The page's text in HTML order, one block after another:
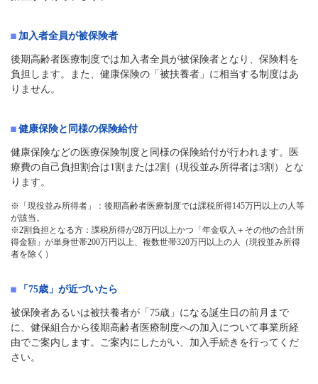
加入者全員が被保険者
後期高齢者医療制度では加入者全員が被保険者となり、保険料を
負担します。また、健康保険の「被扶養者」に相当する制度はあ
りません。
健康保険と同様の保険給付
健康保険などの医療保険制度と同様の保険給付が行われます。医
療費の自己負担割合は1割または2割（現役並み所得者は3割）とな
ります。
※「現役並み所得者」：後期高齢者医療制度では課税所得145万円以上の人等
が該当。
※2割負担となる方：課税所得が28万円以上かつ「年金収入＋その他の合計所
得金額」が単身世帯200万円以上、複数世帯320万円以上の人（現役並み所得
者を除く）
「75歳」が近づいたら
被保険者あるいは被扶養者が「75歳」になる誕生日の前月まで
に、健保組合から後期高齢者医療制度への加入について事業所経
由でご案内します。ご案内にしたがい、加入手続きを行ってくだ
さい。